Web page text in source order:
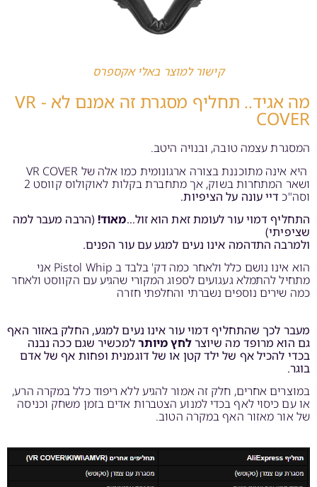
קישור למוצר באלי אקספרס
מה אגיד.. תחליף מסגרת זה אמנם לא - VR
COVER
המסגרת עצמה טובה, ובנויה היטב.
היא אינה מתוכננת בצורה ארגונומית כמו אלה של VR COVER
ושאר המתחרות בשוק, אך מתחברת בקלות לאוקולוס קווסט 2
וסה"כ דיי עונה על הציפיות.
התחליף דמוי עור לעומת זאת הוא זול…מאוד! (הרבה מעבר למה
שציפיתי)
ולמרבה התדהמה אינו נעים למגע עם עור הפנים.
הוא אינו נושם כלל ולאחר כמה דק' בלבד ב Pistol Whip אני
מתחיל להתמלא געגועים לספוג המקורי שהגיע עם הקווסט ולאחר
כמה שירים נוספים נשברתי והחלפתי חזרה
מעבר לכך שהתחליף דמוי עור אינו נעים למגע, החלק באזור האף
גם הוא מרופד מה שיוצרלחץ מיותרלמכשיר שגם ככה נבנה
בכדי להכיל אף של ילד קטן או של דוגמנית ופחות אף של אדם
בוגר.
במוצרים אחרים, חלק זה אמור להגיע ללא ריפוד כלל במקרה הרע,
או עם כיסוי לאף בכדי למנוע הצטברות אדים בזמן משחק וכניסה
של אור מאזור האף במקרה הטוב.